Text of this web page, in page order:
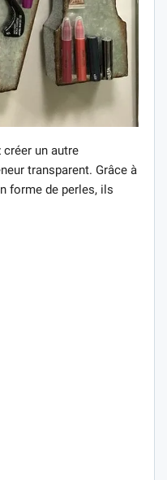
créer un autre
transparent. Grâce à
forme de perles, ils